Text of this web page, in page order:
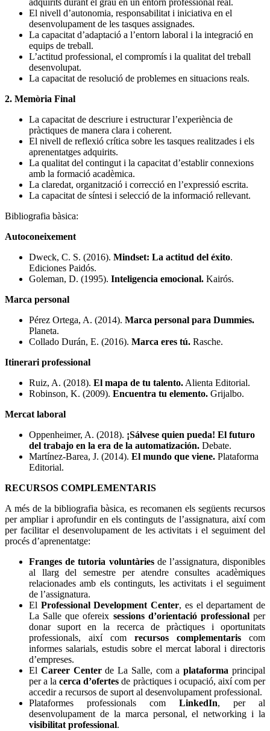
adquirits durant el grau en un entorn professional real.
El nivell d’autonomia, responsabilitat i iniciativa en el
desenvolupament de les tasques assignades.
La capacitat d’adaptació a l’entorn laboral i la integració en
equips de treball.
L’actitud professional, el compromís i la qualitat del treball
desenvolupat.
La capacitat de resolució de problemes en situacions reals.
2. Memòria Final
La capacitat de descriure i estructurar l’experiència de
pràctiques de manera clara i coherent.
El nivell de reflexió crítica sobre les tasques realitzades i els
aprenentatges adquirits.
La qualitat del contingut i la capacitat d’establir connexions
amb la formació acadèmica.
La claredat, organització i correcció en l’expressió escrita.
La capacitat de síntesi i selecció de la informació rellevant.
Bibliografia bàsica:
Autoconeixement
Dweck, C. S. (2016). Mindset: La actitud del éxito.
Ediciones Paidós.
Goleman, D. (1995). Inteligencia emocional. Kairós.
Marca personal
Pérez Ortega, A. (2014). Marca personal para Dummies.
Planeta.
Collado Durán, E. (2016). Marca eres tú. Rasche.
Itinerari professional
Ruiz, A. (2018). El mapa de tu talento. Alienta Editorial.
Robinson, K. (2009). Encuentra tu elemento. Grijalbo.
Mercat laboral
Oppenheimer, A. (2018). ¡Sálvese quien pueda! El futuro
del trabajo en la era de la automatización. Debate.
Martínez-Barea, J. (2014). El mundo que viene. Plataforma
Editorial.
RECURSOS COMPLEMENTARIS
A més de la bibliografia bàsica, es recomanen els següents recursos
per ampliar i aprofundir en els continguts de l’assignatura, així com
per facilitar el desenvolupament de les activitats i el seguiment del
procés d’aprenentatge:
Franges de tutoria voluntàriesde l’assignatura, disponibles
al llarg del semestre per atendre consultes acadèmiques
relacionades amb els continguts, les activitats i el seguiment
de l’assignatura.
El Professional Development Center, es el departament de
La Salle que ofereix sessions d’orientació professionalper
donar suport en la recerca de pràctiques i oportunitats
professionals, així com recursos complementaris com
informes salarials, estudis sobre el mercat laboral i directoris
d’empreses.
El Career Centerde La Salle, com aplataforma principal
per a lacerca d’ofertes de pràctiques i ocupació, així com per
accedir a recursos de suport al desenvolupament professional.
Plataformes professionals com LinkedIn, per al
desenvolupament de la marca personal, el networking i la
visibilitat professional.